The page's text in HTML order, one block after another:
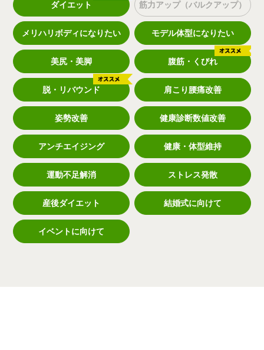
ダイエット 筋力アップ（バルクアップ）
メリハリボディになりたい モデル体型になりたい
美尻・美脚 腹筋・くびれ
脱・リバウンド 肩こり腰痛改善
姿勢改善 健康診断数値改善
アンチエイジング 健康・体型維持
運動不足解消 ストレス発散
産後ダイエット 結婚式に向けて
イベントに向けて